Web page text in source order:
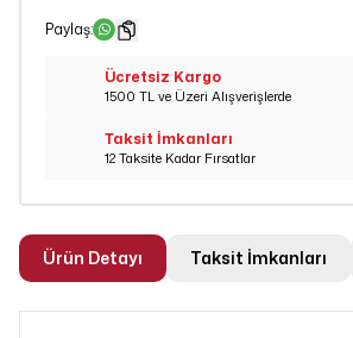
Paylaş:
Ücretsiz Kargo
1500 TL ve Üzeri Alışverişlerde
Taksit İmkanları
12 Taksite Kadar Fırsatlar
Ürün Detayı Taksit İmkanları